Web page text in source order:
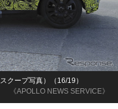
《APOLLO NEWS SERVICE》
クープ写真）（16/19）